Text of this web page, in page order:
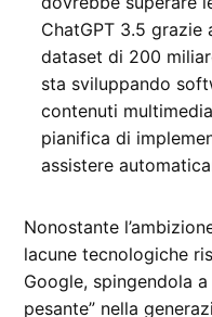
ChatGPT 3.5 grazie
dataset di 200
sta sviluppando
contenuti
pianifica di
assistere
Nonostante
lacune tecnologiche
Google, spingendola
pesante” nella